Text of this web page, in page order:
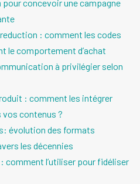
pour concevoir une campagne
: comment les codes
le comportement d’achat
à privilégier selon
: comment les intégrer
contenus ?
évolution des formats
les décennies
comment l’utiliser pour fidéliser